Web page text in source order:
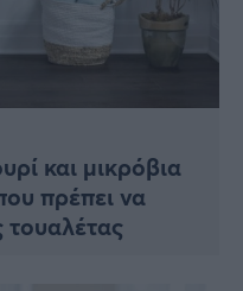
και μικρόβια
πρέπει να
τουαλέτας